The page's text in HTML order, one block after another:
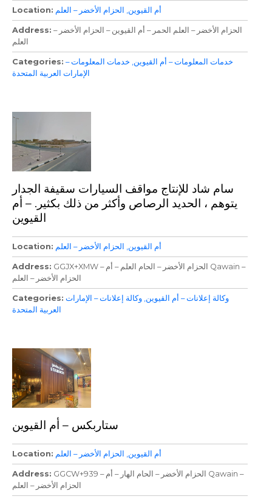
Location أم القيوين الحزام الأخضر – العلم
Address الحزام الأخضر – العلم الحمر – أم القيوين – الحزام الأخضر –
العلم
Categories خدمات المعلومات – أم القيوين خدمات المعلومات –
الإمارات العربية المتحدة
سام شاد للإنتاج مواقف السيارات سقيفة الجدار
يتوهم ، الحديد الرصاص وأكثر من ذلك بكثير. – أم
القيوين
Location أم القيوين الحزام الأخضر – العلم
Address GGJX+XMW – الحزام الأخضر – الحام العلم – أم Qawain –
الحزام الأخضر – العلم
Categories وكالة إعلانات – أم القيوين وكالة إعلانات – الإمارات
العربية المتحدة
ستاربكس – أم القيوين
Location أم القيوين الحزام الأخضر – العلم
Address GGCW+939 – الحزام الأخضر – الحام الهار – أم Qawain –
الحزام الأخضر – العلم